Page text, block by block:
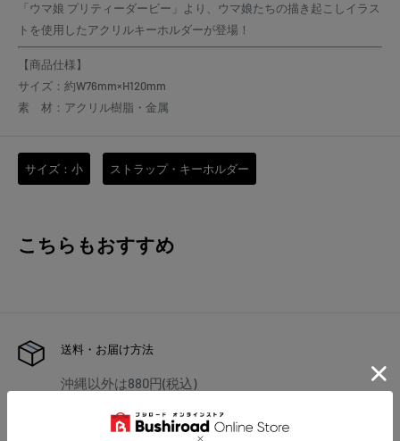
「ウマ娘 プリティーダービー」より、ウマ娘たちの描き起こしイラス
トを使用したアクリルキーホルダーが登場！
【商品仕様】
サイズ：約W76mm×H120mm
素 材：アクリル樹脂・金属
サイズ：小 ストラップ・キーホルダー
こちらもおすすめ
送料・お届け方法
沖縄以外は880円(税込)
ネコポスは、全国440円(税込)